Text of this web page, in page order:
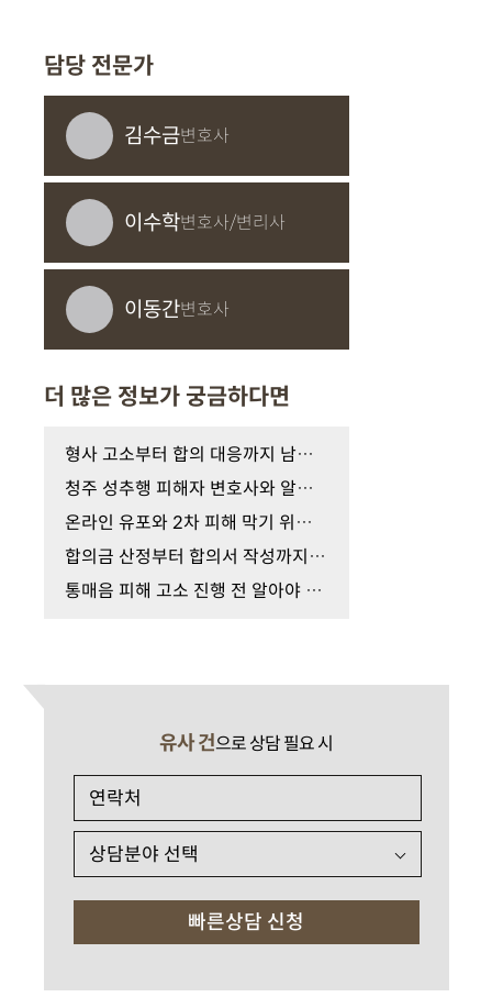
담당 전문가
김수금변호사
이수학변호사/변리사
이동간변호사
더 많은 정보가 궁금하다면
형사 고소부터 합의 대응까지 남양주 성폭행 피해자 …
청주 성추행 피해자 변호사와 알아보는 증거 수집 및…
온라인 유포와 2차 피해 막기 위한 몰카 증거 수집 절…
합의금 산정부터 합의서 작성까지 피해자 변호사의 …
통매음 피해 고소 진행 전 알아야 할 핵심 절차와 변…
유사 건으로 상담 필요 시